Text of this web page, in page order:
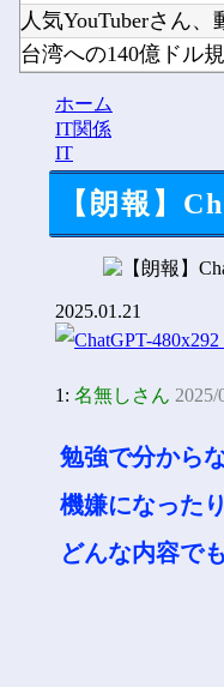
人気YouTuberさん
台湾への140億ドル
【にじ甲2026】そ
ホーム
IT関係
IT
【朗報】
2025.01.21
1: 名無しさん 2025/
勉強で分から
機嫌になった
どんな内容で